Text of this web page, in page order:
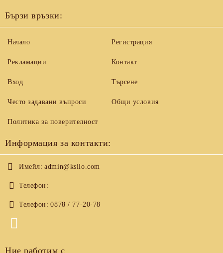
Бързи връзки:
Начало
Рекламации
Вход
Често задавани въпроси
Регистрация
Контакт
Търсене
Общи условия
Политика за поверителност
Информация за контакти:
Имейл: admin@ksilo.com
Телефон:
Телефон: 0878 / 77-20-78
Ние работим с